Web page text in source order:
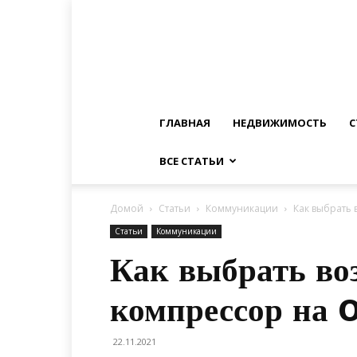
ГЛАВНАЯ НЕДВИЖИМОСТЬ
ВСЕ СТАТЬИ
Домой Статьи Коммуникации Как
Статьи Коммуникации
Как выбрать
компрессор на
22.11.2021